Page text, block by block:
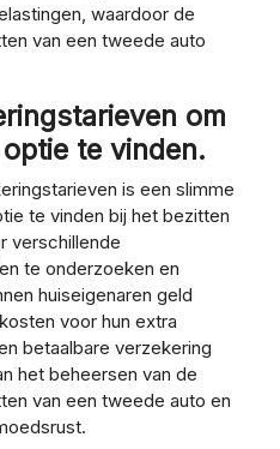
waardoor de
van een tweede auto
om
te vinden.
is een slimme
te vinden bij het bezitten
verschillende
te onderzoeken en
huiseigenaren geld
voor hun extra
betaalbare verzekering
het beheersen van de
van een tweede auto en